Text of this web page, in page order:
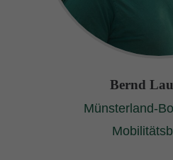
Bernd
Münsterland-